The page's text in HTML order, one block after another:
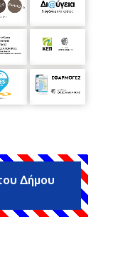
Δήμου